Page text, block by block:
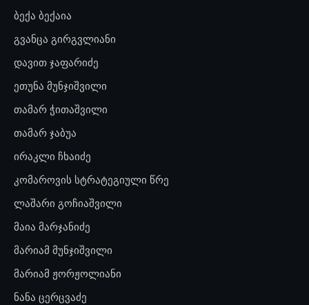
ბექა ბექაია
გვანცა გირგვლიანი
დავით ჯაფარიძე
ეთუნა მუნჯიშვილი
თამარ ჭითაშვილი
თამარ ჯაბუა
ირაკლი ჩხაიძე
კომაროვის სტრატეგიული წრე
ლაშარი გოჩიაშვილი
მაია მარჯანიძე
მარიამ მუნჯიშვილი
მარიამ ჟორჟოლიანი
ნანა ცერცვაძე